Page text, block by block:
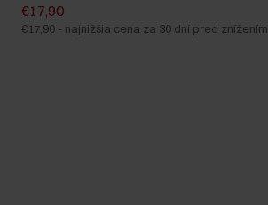
€17,90
€17,90 - najnižšia cena za 30 dní pred znížením